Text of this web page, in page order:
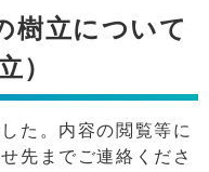
樹立について
）
た。内容の閲覧等に
先までご連絡くださ